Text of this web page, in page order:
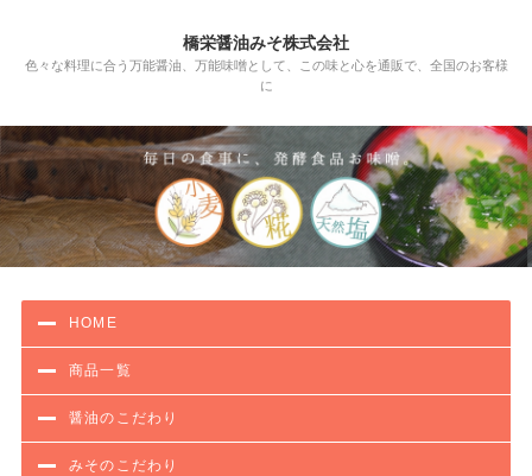
橋栄醤油みそ株式会社
色々な料理に合う万能醤油、万能味噌として、この味と心を通販で、全国のお客様
に
HOME
商品一覧
醤油のこだわり
みそのこだわり